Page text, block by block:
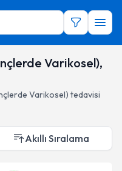
Varikosel),
Varikosel) tedavisi
Akıllı Sıralama